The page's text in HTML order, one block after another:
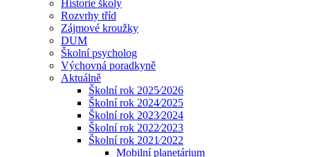
Historie školy
Rozvrhy tříd
Zájmové kroužky
DUM
Školní psycholog
Výchovná poradkyně
Aktuálně
Školní rok 2025⁄2026
Školní rok 2024⁄2025
Školní rok 2023⁄2024
Školní rok 2022⁄2023
Školní rok 2021⁄2022
Mobilní planetárium